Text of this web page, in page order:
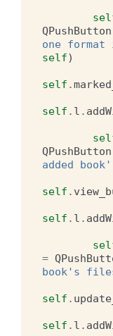
QPushButton
one
self)
self .
self . l .
QPushButton
added book'
self .
self . l .
=
book's
self .
self . l .